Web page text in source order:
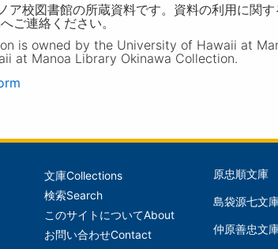
ア校図書館の所蔵資料です。資料の利用に関
ご連絡ください。
is owned by the University of Hawaii at
at Manoa Library Okinawa Collection.
メ
イ
ン
文庫Collections
検索Search
このサイトについてAbout
お問い合わせContact
文
(Left)
原忠順文庫
島袋源七文
仲原善忠文